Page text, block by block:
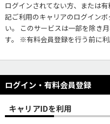
ログインされてない方、または
記ご利用のキャリアのログイン
い。 このサービスは一部を除き
す。 ※有料会員登録を行う前に
ログイン・有料会員登録
キャリアIDを利用